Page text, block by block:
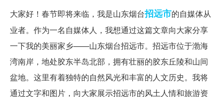
大家好！春节即将来临，我是山东烟台招远市的自媒体从
业者。作为一名自媒体人，我想通过这篇文章向大家分享
一下我的美丽家乡——山东烟台招远市。招远市位于渤海
湾南岸，地处胶东半岛北部，拥有壮丽的胶东丘陵和山间
盆地。这里有着独特的自然风光和丰富的人文历史。我将
通过文字和图片，向大家展示招远市的风土人情和旅游资